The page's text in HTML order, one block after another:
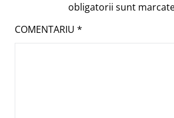
obligatorii sunt
COMENTARIU *